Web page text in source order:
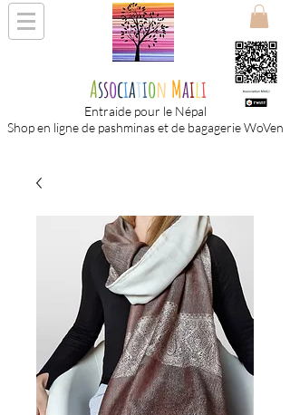
Association Maili
Entraide pour le Népal
Shop en ligne de pashminas et de bagagerie WoVen